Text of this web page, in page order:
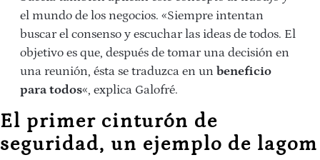
el mundo de los negocios. «Siempre intentan
buscar el consenso y escuchar las ideas de todos. El
objetivo es que, después de tomar una decisión en
una reunión, ésta se traduzca en un beneficio
para todos«, explica Galofré.
El primer cinturón de
seguridad, un ejemplo de lagom